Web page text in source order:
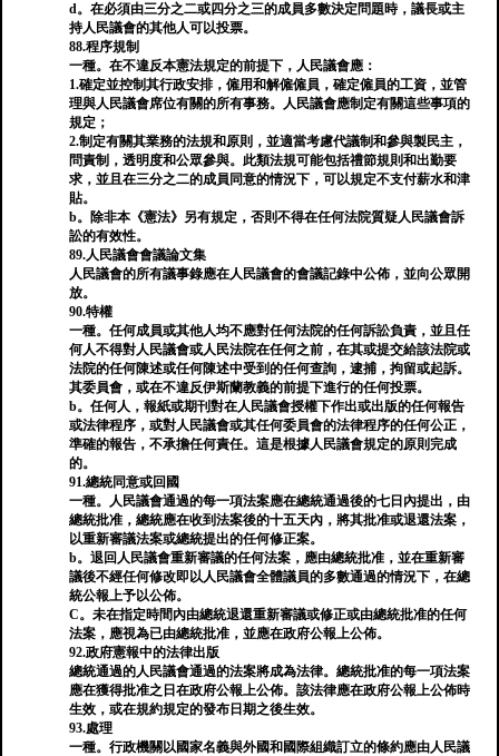
d。在必須由三分之二或四分之三的成員多數決定問題時，議長或主
持人民議會的其他人可以投票。
88.程序規制
一種。在不違反本憲法規定的前提下，人民議會應：
1.確定並控制其行政安排，僱用和解僱僱員，確定​​僱員的工資，並管
理與人民議會席位有關的所有事務。人民議會應制定有關這些事項的
規定；
2.制定有關其業務的法規和原則，並適當考慮代議制和參與製民主，
問責制，透明度和公眾參與。此類法規可能包括禮節規則和出勤要
求，並且在三分之二的成員同意的情況下，可以規定不支付薪水和津
貼。
b。除非本《憲法》另有規定，否則不得在任何法院質疑人民議會訴
訟的有效性。
89.人民議會會議論文集
人民議會的所有議事錄應在人民議會的會議記錄中公佈，並向公眾開
放。
90.特權
一種。任何成員或其他人均不應對任何法院的任何訴訟負責，並且任
何人不得對人民議會或人民法院在任何之前，在其或提交給該法院或
法院的任何陳述或任何陳述中受到的任何查詢，逮捕，拘留或起訴。
其委員會，或在不違反伊斯蘭教義的前提下進行的任何投票。
b。任何人，報紙或期刊對在人民議會授權下作出或出版的任何報告
或法律程序，或對人民議會或其任何委員會的法律程序的任何公正，
準確的報告，不承擔任何責任。這是根據人民議會規定的原則完成
的。
91.總統同意或回國
一種。人民議會通過的每一項法案應在總統通過後的七日內提出，由
總統批准，總統應在收到法案後的十五天內，將其批准或退還法案，
以重新審議法案或總統提出的任何修正案。
b。退回人民議會重新審議的任何法案，應由總統批准，並在重新審
議後不經任何修改即以人民議會全體議員的多數通過的情況下，在總
統公報上予以公佈。
C。未在指定時間內由總統退還重新審議或修正或由總統批准的任何
法案，應視為已由總統批准，並應在政府公報上公佈。
92.政府憲報中的法律出版
總統通過的人民議會通過的法案將成為法律。總統批准的每一項法案
應在獲得批准之日在政府公報上公佈。該法律應在政府公報上公佈時
生效，或在規約規定的發布日期之後生效。
93.處理
一種。行政機關以國家名義與外國和國際組織訂立的條約應由人民議